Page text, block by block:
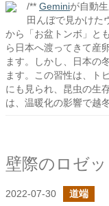
/** Geminiが自動
田んぼで見かけた
から「お盆トンボ」と
ら日本へ渡ってきて産
ます。しかし、日本の
ます。この習性は、ト
にも見られ、昆虫の生
は、温暖化の影響で越
壁際のロゼ
2022-07-30 道端